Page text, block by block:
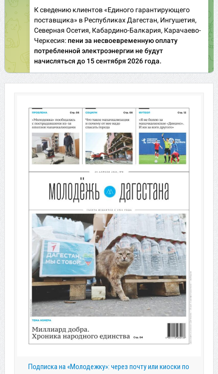
Подписка на «Молодежку»: через почту или киоски по